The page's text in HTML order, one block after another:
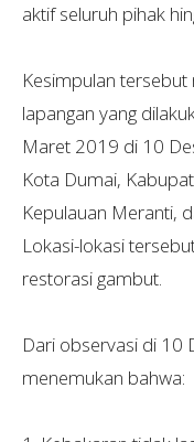
aktif seluruh pihak
Kesimpulan
lapangan yang
Maret 2019 di 10
Kota Dumai,
Kepulauan Meranti,
Lokasi-lokasi
restorasi gambut.
Dari observasi di 10
menemukan bahwa: